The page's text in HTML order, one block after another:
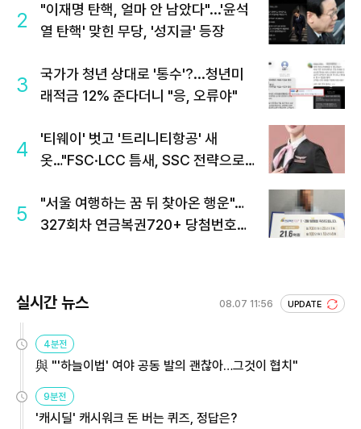
2
"이재명 탄핵, 얼마 안 남았다"...'윤석
열 탄핵' 맞힌 무당, '성지글' 등장
3
국가가 청년 상대로 '통수'?...청년미
래적금 12% 준다더니 "응, 오류야"
4
'티웨이' 벗고 '트리니티항공' 새
옷…"FSC·LCC 틈새, SSC 전략으로
5
"서울 여행하는 꿈 뒤 찾아온 행운"…
327회차 연금복권720+ 당첨번호조
실시간 뉴스 08.07 11:56 UPDATE
4분전
與 "'하늘이법' 여야 공동 발의 괜찮아…그것이 협치"
9분전
'캐시딜' 캐시워크 돈 버는 퀴즈, 정답은?